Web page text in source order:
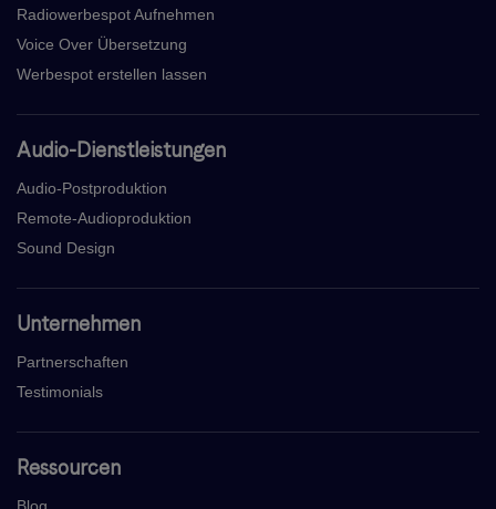
Radiowerbespot Aufnehmen
Voice Over Übersetzung
Werbespot erstellen lassen
Audio-Dienstleistungen
Audio-Postproduktion
Remote-Audioproduktion
Sound Design
Unternehmen
Partnerschaften
Testimonials
Ressourcen